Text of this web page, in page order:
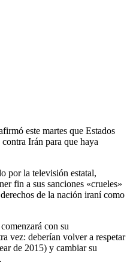
este martes que Estados
Irán para que haya
por la televisión estatal,
fin a sus sanciones «crueles»
de la nación iraní como
con su
vez: deberían volver a respetar
de 2015) y cambiar su